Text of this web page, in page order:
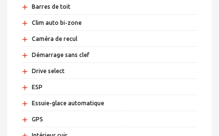
+ Barres de toit
+ Clim auto bi-zone
+ Caméra de recul
+ Démarrage sans clef
+ Drive select
+ ESP
+ Essuie-glace automatique
+ GPS